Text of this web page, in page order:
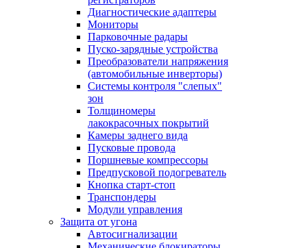
Диагностические адаптеры
Мониторы
Парковочные радары
Пуско-зарядные устройства
Преобразователи напряжения
(автомобильные инверторы)
Системы контроля "слепых"
зон
Толщиномеры
лакокрасочных покрытий
Камеры заднего вида
Пусковые провода
Поршневые компрессоры
Предпусковой подогреватель
Кнопка старт-стоп
Транспондеры
Модули управления
Защита от угона
Автосигнализации